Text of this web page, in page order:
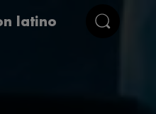
latino